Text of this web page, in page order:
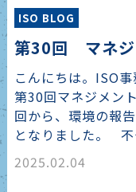
ISO BLOG
第30回 マネジ
こんにちは。ISO
第30回マネジメン
回から、環境の報
となりました。
2025.02.04